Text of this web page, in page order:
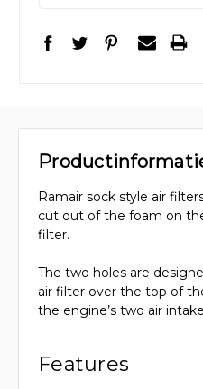
Ramair sock style air
cut out of the foam on
filter.
The two holes are
air filter over the top of
the engine’s two air
Features